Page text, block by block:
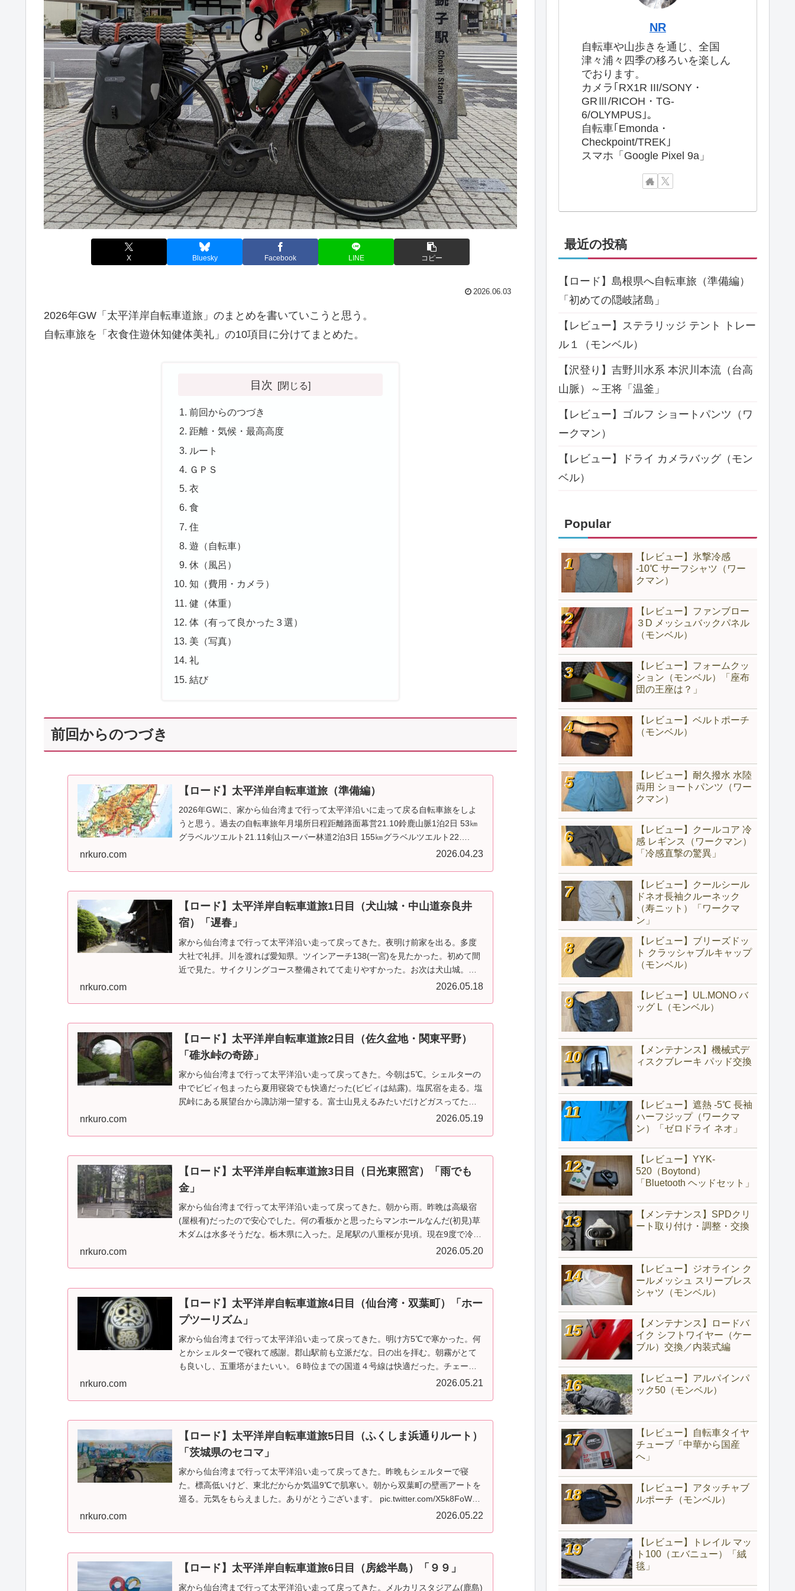
X Bluesky Facebook LINE コピー
2026.06.03
2026年GW「太平洋岸自転車道旅」のまとめを書いていこうと思う。
自転車旅を「衣食住遊休知健体美礼」の10項目に分けてまとめた。
目次
前回からのつづき
距離・気候・最高高度
ルート
ＧＰＳ
衣
食
住
遊（自転車）
休（風呂）
知（費用・カメラ）
健（体重）
体（有って良かった３選）
美（写真）
礼
結び
前回からのつづき
【ロード】太平洋岸自転車道旅（準備編）
2026年GWに、家から仙台湾まで行って太平洋沿いに走って戻る自転車旅をしよ
うと思う。過去の自転車旅年月場所日程距離路面幕営21.10鈴鹿山脈1泊2日 53㎞
グラベルツエルト21.11剣山スーパー林道2泊3日 155㎞グラベルツエルト22….
nrkuro.com 2026.04.23
【ロード】太平洋岸自転車道旅1日目（犬山城・中山道奈良井
宿）「遅春」
家から仙台湾まで行って太平洋沿い走って戻ってきた。夜明け前家を出る。多度
大社で礼拝。川を渡れば愛知県。ツインアーチ138(一宮)を見たかった。初めて間
近で見た。サイクリングコース整備されてて走りやすかった。お次は犬山城。こ
nrkuro.com 2026.05.18
【ロード】太平洋岸自転車道旅2日目（佐久盆地・関東平野）
「碓氷峠の奇跡」
家から仙台湾まで行って太平洋沿い走って戻ってきた。今朝は5℃。シェルターの
中でビビィ包まったら夏用寝袋でも快適だった(ビビィは結露)。塩尻宿を走る。塩
尻峠にある展望台から諏訪湖一望する。富士山見えるみたいだけどガスってた。
nrkuro.com 2026.05.19
【ロード】太平洋岸自転車道旅3日目（日光東照宮）「雨でも
金」
家から仙台湾まで行って太平洋沿い走って戻ってきた。朝から雨。昨晩は高級宿
(屋根有)だったので安心でした。何の看板かと思ったらマンホールなんだ(初見)草
木ダムは水多そうだな。栃木県に入った。足尾駅の八重桜が見頃。現在9度で冷た
nrkuro.com 2026.05.20
【ロード】太平洋岸自転車道旅4日目（仙台湾・双葉町）「ホー
プツーリズム」
家から仙台湾まで行って太平洋沿い走って戻ってきた。明け方5℃で寒かった。何
とかシェルターで寝れて感謝。郡山駅前も立派だな。日の出を拝む。朝霧がとて
も良いし、五重塔がまたいい。６時位までの国道４号線は快適だった。チェーン
nrkuro.com 2026.05.21
【ロード】太平洋岸自転車道旅5日目（ふくしま浜通りルート）
「茨城県のセコマ」
家から仙台湾まで行って太平洋沿い走って戻ってきた。昨晩もシェルターで寝
た。標高低いけど、東北だからか気温9℃で肌寒い。朝から双葉町の壁画アートを
巡る。元気をもらえました。ありがとうございます。 pic.twitter.com/X5k8FoW…
nrkuro.com 2026.05.22
【ロード】太平洋岸自転車道旅6日目（房総半島）「９９」
家から仙台湾まで行って太平洋沿い走って戻ってきた。メルカリスタジアム(鹿島)
NR
自転車や山歩きを通じ、全国
津々浦々四季の移ろいを楽しん
でおります。
カメラ｢RX1R III/SONY・
GRⅢ/RICOH・TG-
6/OLYMPUS｣。
自転車｢Emonda・
Checkpoint/TREK｣
スマホ「Google Pixel 9a」
最近の投稿
【ロード】島根県へ自転車旅（準備編）
「初めての隠岐諸島」
【レビュー】ステラリッジ テント トレー
ル１（モンベル）
【沢登り】吉野川水系 本沢川本流（台高
山脈）～王将「温釜」
【レビュー】ゴルフ ショートパンツ（ワ
ークマン）
【レビュー】ドライ カメラバッグ（モン
ベル）
Popular
【レビュー】氷撃冷感
-10℃ サーフシャツ（ワー
クマン）
【レビュー】ファンブロー
３D メッシュバックパネル
（モンベル）
【レビュー】フォームクッ
ション（モンベル）「座布
団の王座は？」
【レビュー】ベルトポーチ
（モンベル）
【レビュー】耐久撥水 水陸
両用 ショートパンツ（ワー
クマン）
【レビュー】クールコア 冷
感 レギンス（ワークマン）
「冷感直撃の驚異」
【レビュー】クールシール
ドネオ長袖クルーネック
（寿ニット）「ワークマ
ン」
【レビュー】ブリーズドッ
ト クラッシャブルキャップ
（モンベル）
【レビュー】UL.MONO バ
ッグ L（モンベル）
【メンテナンス】機械式デ
ィスクブレーキ パッド交換
【レビュー】遮熱 -5℃ 長袖
ハーフジップ（ワークマ
ン）「ゼロドライ ネオ」
【レビュー】YYK-
520（‎Boytond）
「Bluetooth ヘッドセット」
【メンテナンス】SPDクリ
ート取り付け・調整・交換
【レビュー】ジオライン ク
ールメッシュ スリーブレス
シャツ（モンベル）
【メンテナンス】ロードバ
イク シフトワイヤー（ケー
ブル）交換／内装式編
【レビュー】アルパインパ
ック50（モンベル）
【レビュー】自転車タイヤ
チューブ「中華から国産
へ」
【レビュー】アタッチャブ
ルポーチ（モンベル）
【レビュー】トレイル マッ
ト100（エバニュー）「絨
毯」